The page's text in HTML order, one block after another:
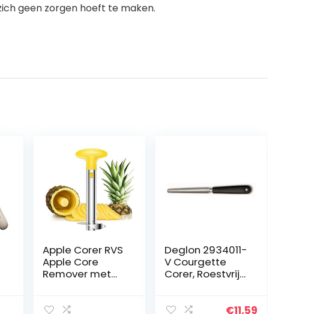
geen zorgen hoeft te maken.
Apple Corer RVS
Apple Core
Remover met
Pineapple Corer
Deglon 2934011-
V Courgette
Corer, Roestvrij
€11.59